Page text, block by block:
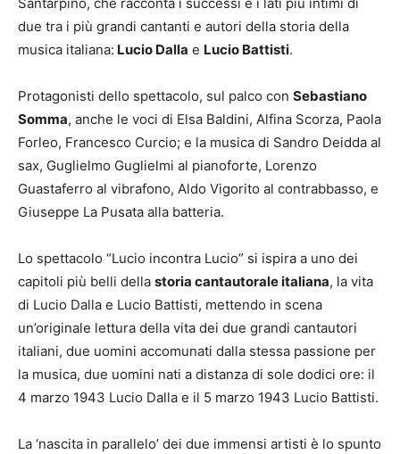
due tra i più grandi cantanti e autori della storia della
musica italiana: Lucio Dalla e Lucio Battisti.
Protagonisti dello spettacolo, sul palco con Sebastiano
Somma, anche le voci di Elsa Baldini, Alfina Scorza, Paola
Forleo, Francesco Curcio; e la musica di Sandro Deidda al
sax, Guglielmo Guglielmi al pianoforte, Lorenzo
Guastaferro al vibrafono, Aldo Vigorito al contrabbasso, e
Giuseppe La Pusata alla batteria.
Lo spettacolo “Lucio incontra Lucio” si ispira a uno dei
capitoli più belli della storia cantautorale italiana, la vita
di Lucio Dalla e Lucio Battisti, mettendo in scena
un’originale lettura della vita dei due grandi cantautori
italiani, due uomini accomunati dalla stessa passione per
la musica, due uomini nati a distanza di sole dodici ore: il
4 marzo 1943 Lucio Dalla e il 5 marzo 1943 Lucio Battisti.
La ‘nascita in parallelo’ dei due immensi artisti è lo spunto